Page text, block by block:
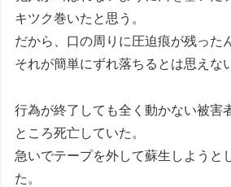
キツク巻いたと思う。
だから、口の周りに圧迫痕が残った
それが簡単にずれ落ちるとは思えな
行為が終了しても全く動かない被害
ところ死亡していた。
急いでテープを外して蘇生しようと
た。